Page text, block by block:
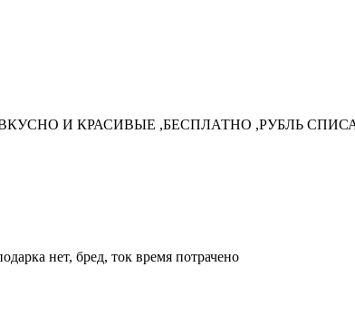
И КРАСИВЫЕ ,БЕСПЛАТНО ,РУБЛЬ
нет, бред, ток время потрачено